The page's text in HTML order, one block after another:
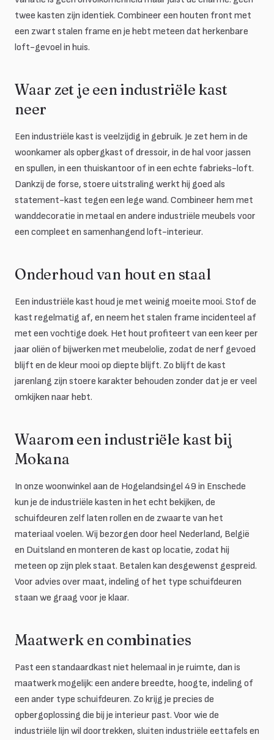
twee kasten zijn identiek. Combineer een houten front met
een zwart stalen frame en je hebt meteen dat herkenbare
loft-gevoel in huis.
Waar zet je een industriële kast
neer
Een industriële kast is veelzijdig in gebruik. Je zet hem in de
woonkamer als opbergkast of dressoir, in de hal voor jassen
en spullen, in een thuiskantoor of in een echte fabrieks-loft.
Dankzij de forse, stoere uitstraling werkt hij goed als
statement-kast tegen een lege wand. Combineer hem met
wanddecoratie in metaal en andere industriële meubels voor
een compleet en samenhangend loft-interieur.
Onderhoud van hout en staal
Een industriële kast houd je met weinig moeite mooi. Stof de
kast regelmatig af, en neem het stalen frame incidenteel af
met een vochtige doek. Het hout profiteert van een keer per
jaar oliën of bijwerken met meubelolie, zodat de nerf gevoed
blijft en de kleur mooi op diepte blijft. Zo blijft de kast
jarenlang zijn stoere karakter behouden zonder dat je er veel
omkijken naar hebt.
Waarom een industriële kast bij
Mokana
In onze woonwinkel aan de Hogelandsingel 49 in Enschede
kun je de industriële kasten in het echt bekijken, de
schuifdeuren zelf laten rollen en de zwaarte van het
materiaal voelen. Wij bezorgen door heel Nederland, België
en Duitsland en monteren de kast op locatie, zodat hij
meteen op zijn plek staat. Betalen kan desgewenst gespreid.
Voor advies over maat, indeling of het type schuifdeuren
staan we graag voor je klaar.
Maatwerk en combinaties
Past een standaardkast niet helemaal in je ruimte, dan is
maatwerk mogelijk: een andere breedte, hoogte, indeling of
een ander type schuifdeuren. Zo krijg je precies de
opbergoplossing die bij je interieur past. Voor wie de
industriële lijn wil doortrekken, sluiten industriële eettafels en